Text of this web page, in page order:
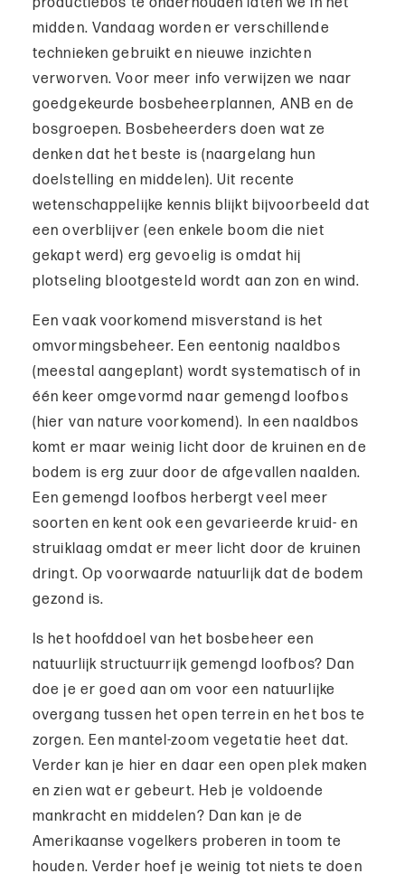
midden. Vandaag worden er verschillende
technieken gebruikt en nieuwe inzichten
verworven. Voor meer info verwijzen we naar
goedgekeurde bosbeheerplannen, ANB en de
bosgroepen. Bosbeheerders doen wat ze
denken dat het beste is (naargelang hun
doelstelling en middelen). Uit recente
wetenschappelijke kennis blijkt bijvoorbeeld dat
een overblijver (een enkele boom die niet
gekapt werd) erg gevoelig is omdat hij
plotseling blootgesteld wordt aan zon en wind.
Een vaak voorkomend misverstand is het
omvormingsbeheer. Een eentonig naaldbos
(meestal aangeplant) wordt systematisch of in
één keer omgevormd naar gemengd loofbos
(hier van nature voorkomend). In een naaldbos
komt er maar weinig licht door de kruinen en de
bodem is erg zuur door de afgevallen naalden.
Een gemengd loofbos herbergt veel meer
soorten en kent ook een gevarieerde kruid- en
struiklaag omdat er meer licht door de kruinen
dringt. Op voorwaarde natuurlijk dat de bodem
gezond is.
Is het hoofddoel van het bosbeheer een
natuurlijk structuurrijk gemengd loofbos? Dan
doe je er goed aan om voor een natuurlijke
overgang tussen het open terrein en het bos te
zorgen. Een mantel-zoom vegetatie heet dat.
Verder kan je hier en daar een open plek maken
en zien wat er gebeurt. Heb je voldoende
mankracht en middelen? Dan kan je de
Amerikaanse vogelkers proberen in toom te
houden. Verder hoef je weinig tot niets te doen